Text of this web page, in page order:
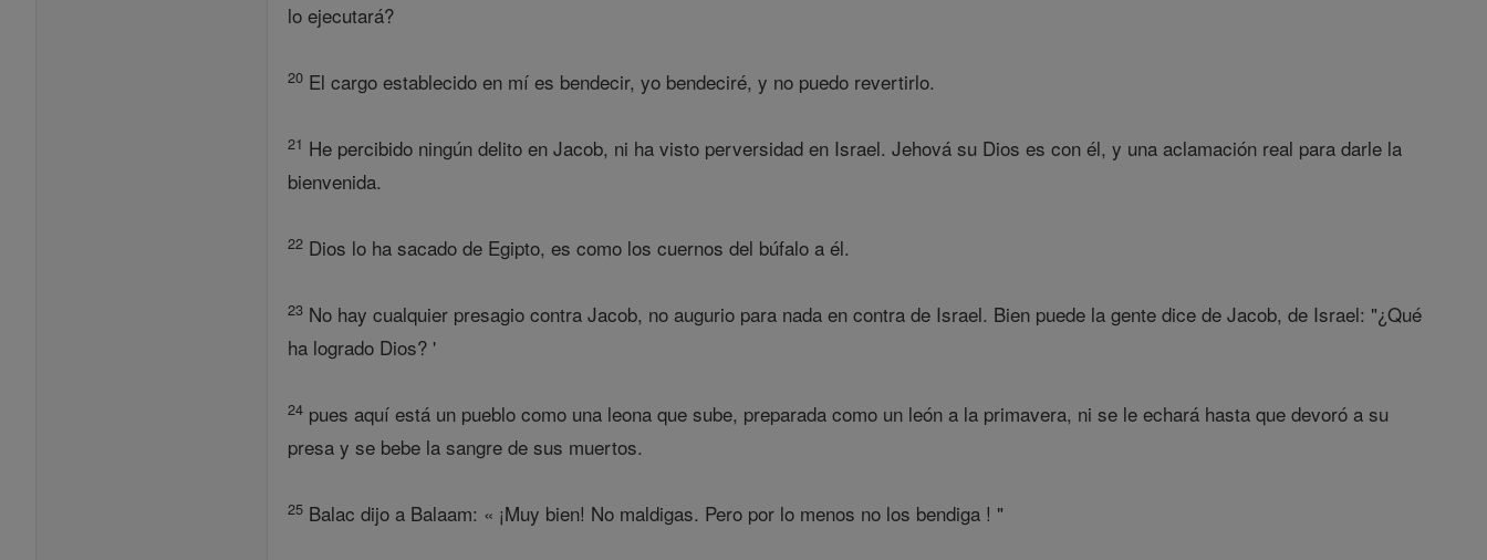
lo ejecutará?
20 El cargo establecido en mí es bendecir, yo bendeciré, y no puedo revertirlo.
21 He percibido ningún delito en Jacob, ni ha visto perversidad en Israel. Jehová su Dios es con él, y una aclamación real para darle la
bienvenida.
22 Dios lo ha sacado de Egipto, es como los cuernos del búfalo a él.
23 No hay cualquier presagio contra Jacob, no augurio para nada en contra de Israel. Bien puede la gente dice de Jacob, de Israel: "¿Qué
ha logrado Dios? '
24 pues aquí está un pueblo como una leona que sube, preparada como un león a la primavera, ni se le echará hasta que devoró a su
presa y se bebe la sangre de sus muertos.
25 Balac dijo a Balaam: « ¡Muy bien! No maldigas. Pero por lo menos no los bendiga ! "